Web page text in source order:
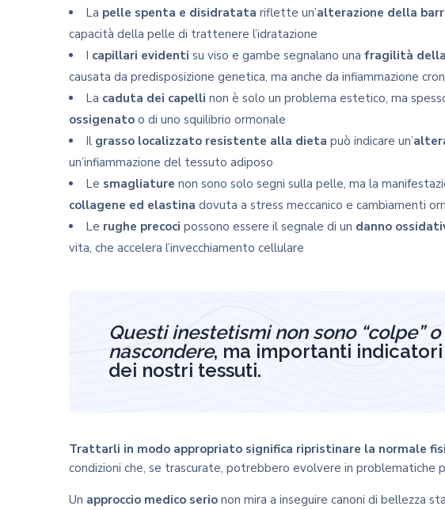
La pelle spenta e disidratata riflette un’alterazione della
capacità della pelle di trattenere l’idratazione
I capillari evidenti su viso e gambe segnalano una fragilità
causata da predisposizione genetica, ma anche da infiammazione
La caduta dei capelli non è solo un problema estetico, ma
ossigenato o di uno squilibrio ormonale
Il grasso localizzato resistente alla dieta può indicare un’
un’infiammazione del tessuto adiposo
Le smagliature non sono solo segni sulla pelle, ma la
collagene ed elastina dovuta a stress meccanico e cambiamenti
Le rughe precoci possono essere il segnale di un danno
vita, che accelera l’invecchiamento cellulare
Questi inestetismi non sono “colpe”
nascondere, ma importanti
dei nostri tessuti.
Trattarli in modo appropriato significa ripristinare la normale
condizioni che, se trascurate, potrebbero evolvere in problematiche
Un approccio medico serio non mira a inseguire canoni di bellezza